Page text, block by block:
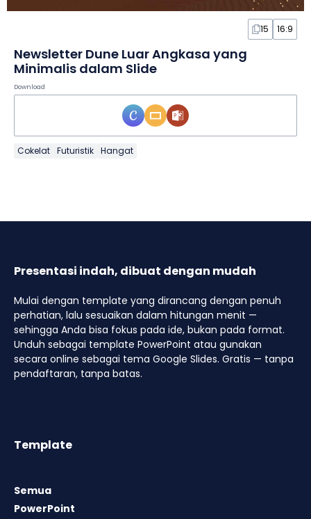
15 16:9
Newsletter Dune Luar Angkasa yang
Minimalis dalam Slide
Download
Cokelat Futuristik Hangat
Presentasi indah, dibuat dengan mudah
Mulai dengan template yang dirancang dengan penuh
perhatian, lalu sesuaikan dalam hitungan menit —
sehingga Anda bisa fokus pada ide, bukan pada format.
Unduh sebagai template PowerPoint atau gunakan
secara online sebagai tema Google Slides. Gratis — tanpa
pendaftaran, tanpa batas.
Template
Semua
PowerPoint